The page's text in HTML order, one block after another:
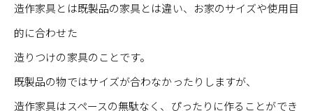
造作家具とは既製品の家具とは違い、お家のサイズや使用目
的に合わせた
造りつけの家具のことです。
既製品の物ではサイズが合わなかったりしますが、
造作家具はスペースの無駄なく、ぴったりに作ることができ